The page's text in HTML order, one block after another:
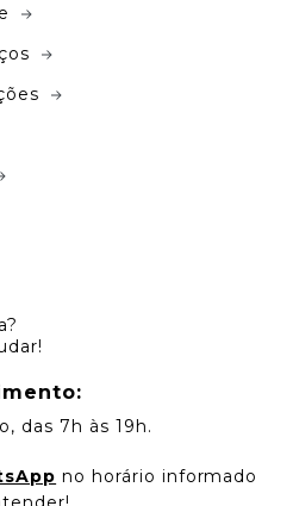
das 7h às 19h.
no horário informado